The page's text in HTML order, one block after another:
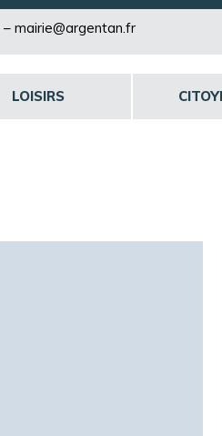
– mairie@argentan.fr
LOISIRS